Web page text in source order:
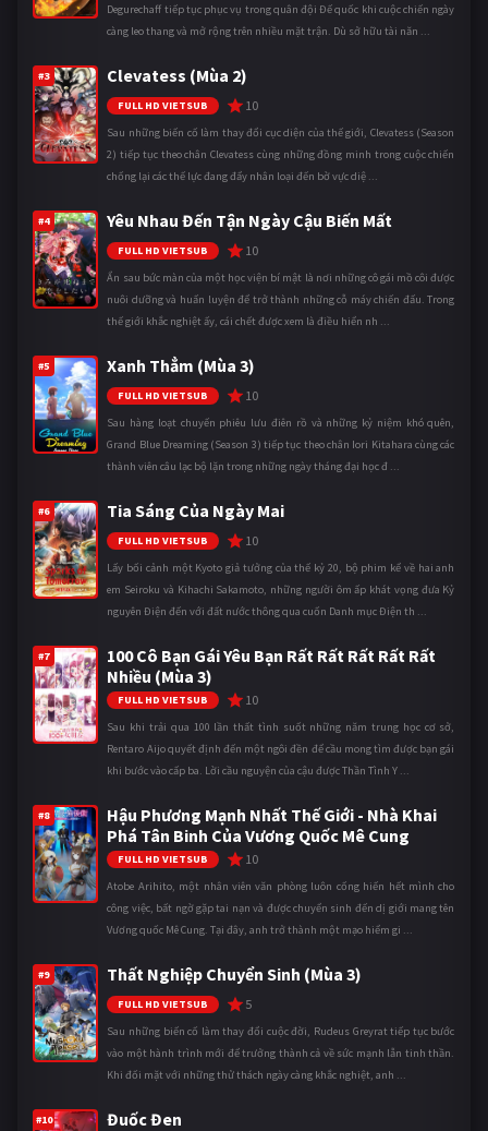
Degurechaff tiếp tục phục vụ trong quân đội Đế quốc khi cuộc chiến ngày
càng leo thang và mở rộng trên nhiều mặt trận. Dù sở hữu tài năn ...
#3 Clevatess (Mùa 2)
FULL HD VIETSUB 10
Sau những biến cố làm thay đổi cục diện của thế giới, Clevatess (Season
2) tiếp tục theo chân Clevatess cùng những đồng minh trong cuộc chiến
chống lại các thế lực đang đẩy nhân loại đến bờ vực diệ ...
#4 Yêu Nhau Đến Tận Ngày Cậu Biến Mất
FULL HD VIETSUB 10
Ẩn sau bức màn của một học viện bí mật là nơi những cô gái mồ côi được
nuôi dưỡng và huấn luyện để trở thành những cỗ máy chiến đấu. Trong
thế giới khắc nghiệt ấy, cái chết được xem là điều hiển nh ...
#5 Xanh Thẳm (Mùa 3)
FULL HD VIETSUB 10
Sau hàng loạt chuyến phiêu lưu điên rồ và những kỷ niệm khó quên,
Grand Blue Dreaming (Season 3) tiếp tục theo chân Iori Kitahara cùng các
thành viên câu lạc bộ lặn trong những ngày tháng đại học đ ...
#6 Tia Sáng Của Ngày Mai
FULL HD VIETSUB 10
Lấy bối cảnh một Kyoto giả tưởng của thế kỷ 20, bộ phim kể về hai anh
em Seiroku và Kihachi Sakamoto, những người ôm ấp khát vọng đưa Kỷ
nguyên Điện đến với đất nước thông qua cuốn Danh mục Điện th ...
#7
100 Cô Bạn Gái Yêu Bạn Rất Rất Rất Rất Rất
Nhiều (Mùa 3)
FULL HD VIETSUB 10
Sau khi trải qua 100 lần thất tình suốt những năm trung học cơ sở,
Rentaro Aijo quyết định đến một ngôi đền để cầu mong tìm được bạn gái
khi bước vào cấp ba. Lời cầu nguyện của cậu được Thần Tình Y ...
#8
Hậu Phương Mạnh Nhất Thế Giới - Nhà Khai
Phá Tân Binh Của Vương Quốc Mê Cung
FULL HD VIETSUB 10
Atobe Arihito, một nhân viên văn phòng luôn cống hiến hết mình cho
công việc, bất ngờ gặp tai nạn và được chuyển sinh đến dị giới mang tên
Vương quốc Mê Cung. Tại đây, anh trở thành một mạo hiểm gi ...
#9 Thất Nghiệp Chuyển Sinh (Mùa 3)
FULL HD VIETSUB 5
Sau những biến cố làm thay đổi cuộc đời, Rudeus Greyrat tiếp tục bước
vào một hành trình mới để trưởng thành cả về sức mạnh lẫn tinh thần.
Khi đối mặt với những thử thách ngày càng khắc nghiệt, anh ...
#10 Đuốc Đen